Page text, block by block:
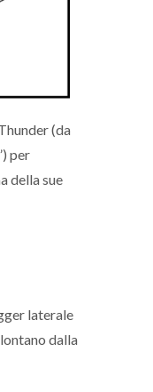
(da
per
della sue
laterale
dalla